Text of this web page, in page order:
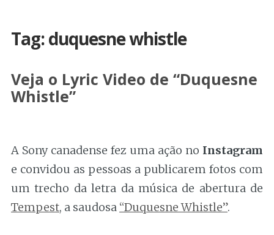
Tag:duquesne whistle
Veja o Lyric Video de “Duquesne
Whistle”
A Sony canadense fez uma ação no Instagram
e convidou as pessoas a publicarem fotos com
um trecho da letra da música de abertura de
Tempest, a saudosa “Duquesne Whistle”.